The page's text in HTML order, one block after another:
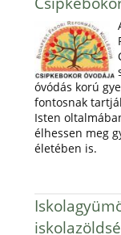
óvódás korú
fontosnak
Isten
élhessen meg
életében is.